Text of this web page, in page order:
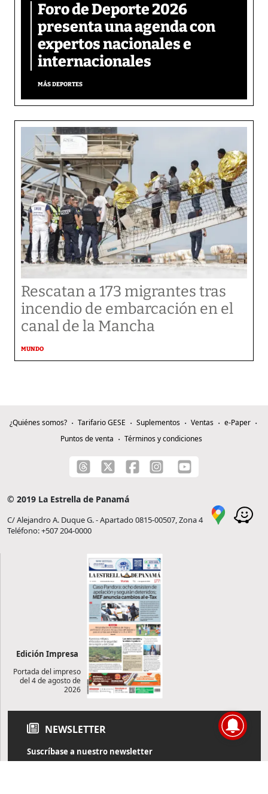
Foro de Deporte 2026
presenta una agenda con
expertos nacionales e
internacionales
MÁS DEPORTES
Rescatan a 173 migrantes tras
incendio de embarcación en el
canal de la Mancha
MUNDO
¿Quiénes somos? Tarifario GESE Suplementos Ventas
e-Paper
Puntos de venta
Términos y condiciones
© 2019 La Estrella de Panamá
C/ Alejandro A. Duque G. - Apartado 0815-00507, Zona 4
Teléfono: +507 204-0000
Edición Impresa
Portada del impreso
del 4 de agosto de
2026
NEWSLETTER
Suscríbase a nuestro newsletter
Reciba diariamente información de actualidad directamente en